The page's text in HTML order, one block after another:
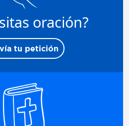
oración?
tu petición